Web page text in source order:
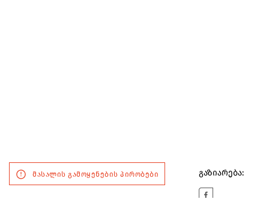
მასალის გამოყენების პირობები გაზიარება: